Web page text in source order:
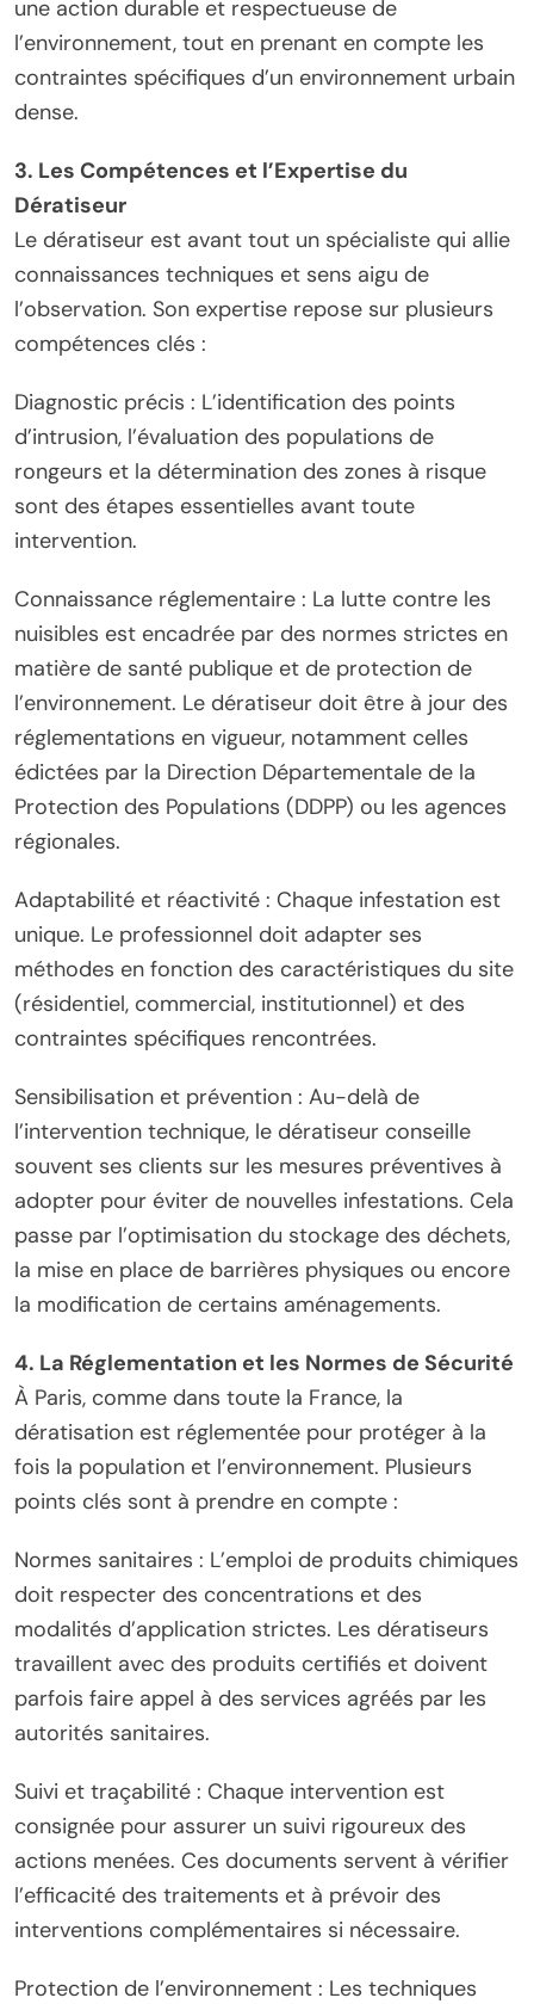
une action durable et respectueuse de
l’environnement, tout en prenant en compte les
contraintes spécifiques d’un environnement urbain
dense.
3. Les Compétences et l’Expertise du
Dératiseur
Le dératiseur est avant tout un spécialiste qui allie
connaissances techniques et sens aigu de
l’observation. Son expertise repose sur plusieurs
compétences clés :
Diagnostic précis : L’identification des points
d’intrusion, l’évaluation des populations de
rongeurs et la détermination des zones à risque
sont des étapes essentielles avant toute
intervention.
Connaissance réglementaire : La lutte contre les
nuisibles est encadrée par des normes strictes en
matière de santé publique et de protection de
l’environnement. Le dératiseur doit être à jour des
réglementations en vigueur, notamment celles
édictées par la Direction Départementale de la
Protection des Populations (DDPP) ou les agences
régionales.
Adaptabilité et réactivité : Chaque infestation est
unique. Le professionnel doit adapter ses
méthodes en fonction des caractéristiques du site
(résidentiel, commercial, institutionnel) et des
contraintes spécifiques rencontrées.
Sensibilisation et prévention : Au-delà de
l’intervention technique, le dératiseur conseille
souvent ses clients sur les mesures préventives à
adopter pour éviter de nouvelles infestations. Cela
passe par l’optimisation du stockage des déchets,
la mise en place de barrières physiques ou encore
la modification de certains aménagements.
4. La Réglementation et les Normes de Sécurité
À Paris, comme dans toute la France, la
dératisation est réglementée pour protéger à la
fois la population et l’environnement. Plusieurs
points clés sont à prendre en compte :
Normes sanitaires : L’emploi de produits chimiques
doit respecter des concentrations et des
modalités d’application strictes. Les dératiseurs
travaillent avec des produits certifiés et doivent
parfois faire appel à des services agréés par les
autorités sanitaires.
Suivi et traçabilité : Chaque intervention est
consignée pour assurer un suivi rigoureux des
actions menées. Ces documents servent à vérifier
l’efficacité des traitements et à prévoir des
interventions complémentaires si nécessaire.
Protection de l’environnement : Les techniques